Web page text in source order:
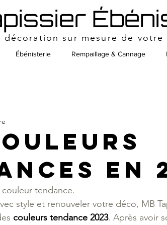
décoration sur mesure de
Ébénisterie Rempaillage & Cannage
en
tendance.
style et renouveler votre déco, MB
couleurs tendance 2023. Après avoir